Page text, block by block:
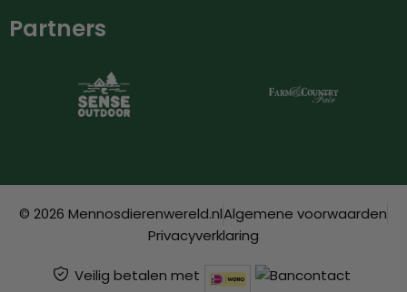
Partners
© 2026 Mennosdierenwereld.nlAlgemene voorwaarden
Privacyverklaring
Veilig betalen met